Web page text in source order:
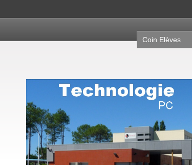
Coin Elèves